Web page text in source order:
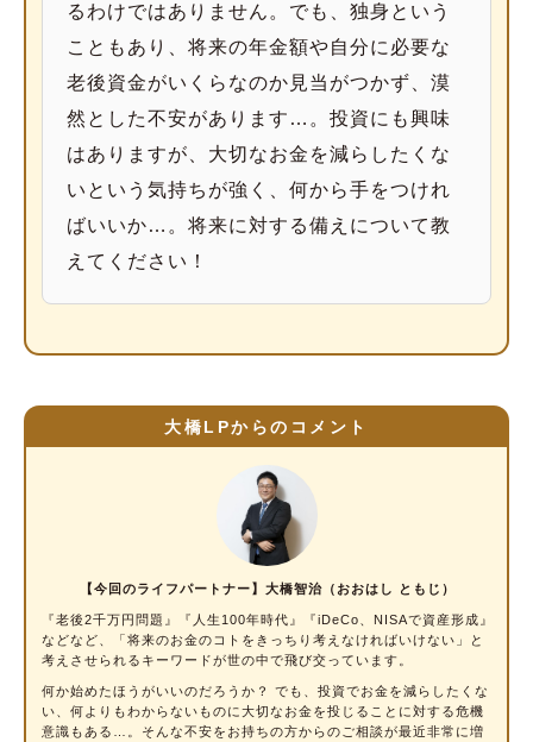
るわけではありません。でも、独身という
こともあり、将来の年金額や自分に必要な
老後資金がいくらなのか見当がつかず、漠
然とした不安があります…。投資にも興味
はありますが、大切なお金を減らしたくな
いという気持ちが強く、何から手をつけれ
ばいいか…。将来に対する備えについて教
えてください！
大橋LPからのコメント
【今回のライフパートナー】大橋智治（おおはし ともじ）
『老後2千万円問題』『人生100年時代』『iDeCo、NISAで資産形成』
などなど、「将来のお金のコトをきっちり考えなければいけない」と
考えさせられるキーワードが世の中で飛び交っています。
何か始めたほうがいいのだろうか？ でも、投資でお金を減らしたくな
い、何よりもわからないものに大切なお金を投じることに対する危機
意識もある…。そんな不安をお持ちの方からのご相談が最近非常に増